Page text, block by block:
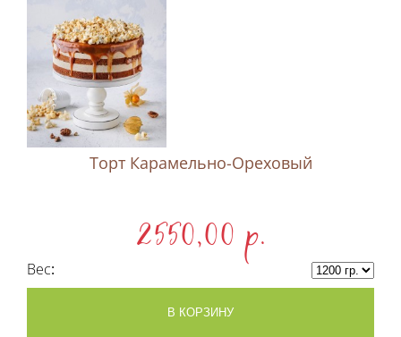
Торт Карамельно-Ореховый
2550,00 p.
Вес